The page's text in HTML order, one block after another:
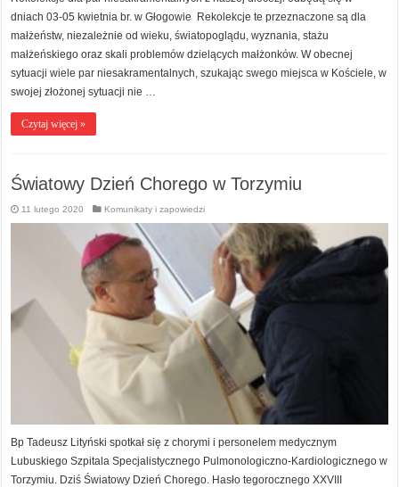
dniach 03-05 kwietnia br. w Głogowie Rekolekcje te przeznaczone są dla
małżeństw, niezależnie od wieku, światopoglądu, wyznania, stażu
małżeńskiego oraz skali problemów dzielących małżonków. W obecnej
sytuacji wiele par niesakramentalnych, szukając swego miejsca w Kościele, w
swojej złożonej sytuacji nie …
Czytaj więcej »
Światowy Dzień Chorego w Torzymiu
11 lutego 2020 Komunikaty i zapowiedzi
Bp Tadeusz Lityński spotkał się z chorymi i personelem medycznym
Lubuskiego Szpitala Specjalistycznego Pulmonologiczno-Kardiologicznego w
Torzymiu. Dziś Światowy Dzień Chorego. Hasło tegorocznego XXVIII